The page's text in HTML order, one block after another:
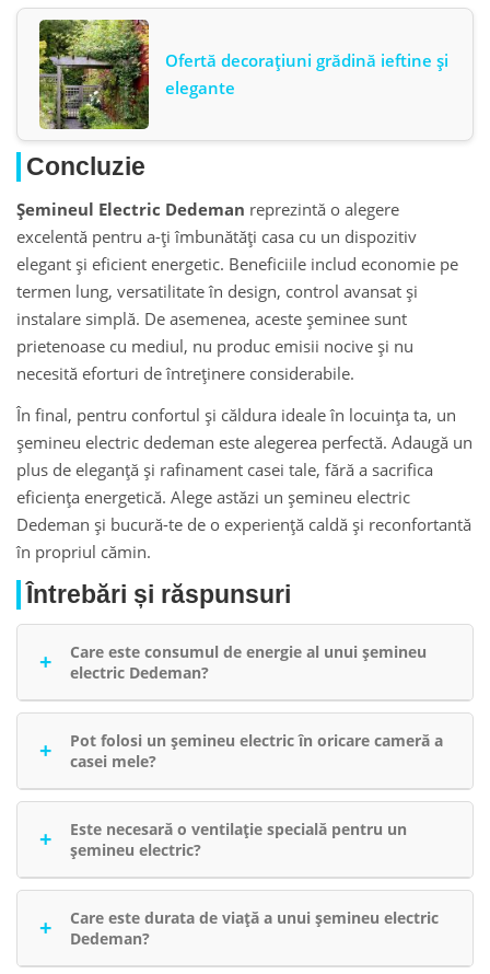
Ofertă decorațiuni grădină ieftine și
elegante
Concluzie
Șemineul Electric Dedeman reprezintă o alegere
excelentă pentru a-ți îmbunătăți casa cu un dispozitiv
elegant și eficient energetic. Beneficiile includ economie pe
termen lung, versatilitate în design, control avansat și
instalare simplă. De asemenea, aceste șeminee sunt
prietenoase cu mediul, nu produc emisii nocive și nu
necesită eforturi de întreținere considerabile.
În final, pentru confortul și căldura ideale în locuința ta, un
șemineu electric dedeman este alegerea perfectă. Adaugă un
plus de eleganță și rafinament casei tale, fără a sacrifica
eficiența energetică. Alege astăzi un șemineu electric
Dedeman și bucură-te de o experiență caldă și reconfortantă
în propriul cămin.
Întrebări și răspunsuri
Care este consumul de energie al unui șemineu
electric Dedeman?
Consumul de energie poate varia în funcție de model,
dar majoritatea șemineelor electrice sunt concepute
pentru a fi eficiente din punct de vedere energetic.
Puteți găsi informații detaliate în specificațiile
Pot folosi un șemineu electric în oricare cameră a
casei mele?
Da, majoritatea șemineelor electrice Dedeman sunt
portabile și pot fi plasate în oricare cameră cu o priză
electrică.
Este necesară o ventilație specială pentru un
șemineu electric?
Nu, șemineele electrice Dedeman nu necesită ventilație
specială sau un cos de fum, deoarece nu produc emisii
nocive.
Care este durata de viață a unui șemineu electric
Dedeman?